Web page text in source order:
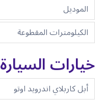
الموديل
الكيلومترات المقطوعة
خيارات السيارة
أبل كاربلاي اندرويد اوتو